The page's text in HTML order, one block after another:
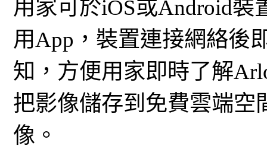
用家可於iOS或Android裝
用App，裝置連接網絡後
知，方便用家即時了解
把影像儲存到免費雲端
像。